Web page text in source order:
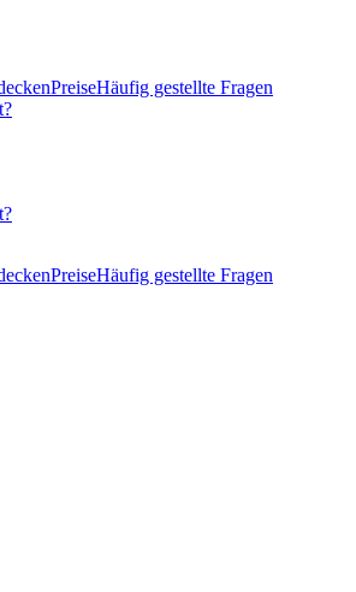
PreiseHäufig gestellte Fragen
PreiseHäufig gestellte Fragen